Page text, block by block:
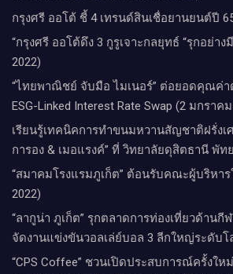
กรุงศรี ออโต้ ชี้ 4 เทรนด์สินเชื่อยานยนต์ปี
“กรุงศรี ออโต้ดึง 3 กูรูเจาะกลยุทธ์ “รุกอย่า
2022)
“ไทยพาณิชย์ จับมือ ไมเนอร์” ต่อยอดคุณค่า
ESG-Linked Interest Rate Swap (2 มกราค
เรียนรู้เทคนิคการทำขนมหวานสัญชาติฝรั่งเ
การอง & เมอแรงค์” ที่ วิทยาลัยดุสิตธานี พัท
“สมาคมโรงแรมภูเก็ต” ต้อนรับคณะผู้บริหา
2022)
“ลากูน่า ภูเก็ต” รุกตลาดการท่องเที่ยวด้านกี
จัดงานแข่งขันวอลเล่ย์บอล 3 ลีกใหญ่ระดับโ
“CPS Coffee” ชวนเปิดประสบการณ์ครั้งให